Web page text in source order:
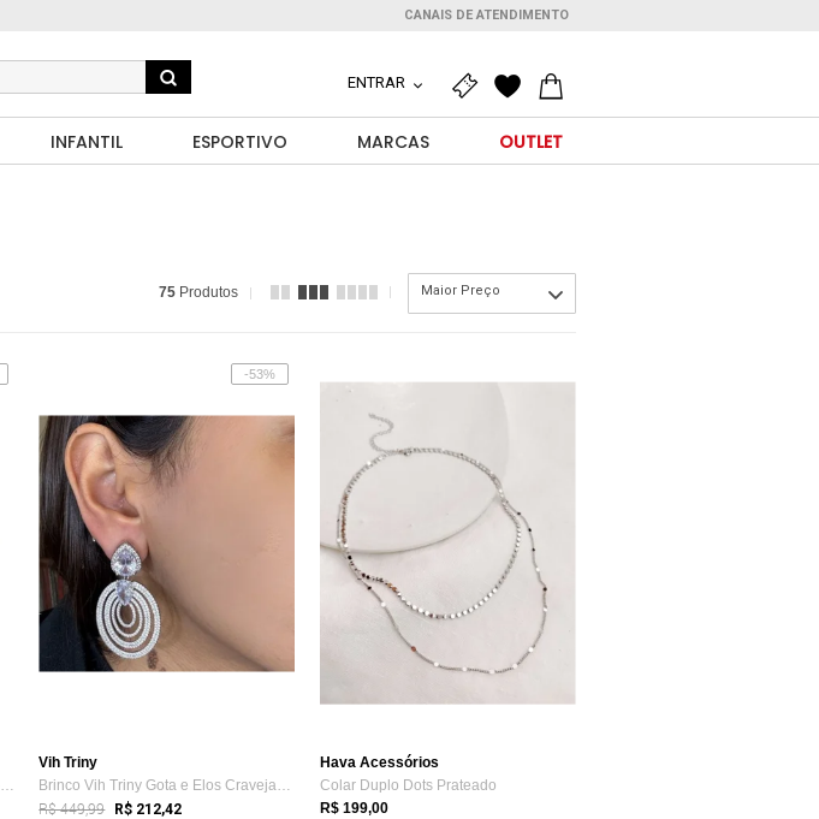
CANAIS DE ATENDIMENTO
ENTRAR
INFANTIL ESPORTIVO MARCAS OUTLET
75 Produtos Maior Preço
Kit Brinco e Anel 16 Oval Dourado com Pe...
-53%
Vih Triny
Brinco Vih Triny Gota e Elos Cravejados
R$ 449,99 R$ 212,42
Hava Acessórios
Colar Duplo Dots Prateado
R$ 199,00